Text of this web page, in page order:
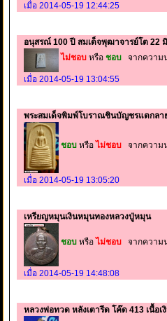
เมื่อ 2014-05-19 12:44:25
อนุสรณ์ 100 ปี สมเด็จพุฒาจารย์โต 22
ไม่ชอบ หรือ ชอบ จากความ
เมื่อ 2014-05-19 13:04:55
พระสมเด็จพิมพ์โบราณชินบัญชรแตกลา
ชอบ หรือไม่ชอบ จากความ
เมื่อ 2014-05-19 13:05:20
เหรียญหมุนเงินหมุนทองหลวงปู่หมุน
ชอบ หรือ ไม่ชอบ จากความ
เมื่อ 2014-05-19 14:48:08
หลวงพ่อทวด หลังเตารีด โค๊ด 413 เนื้อเ